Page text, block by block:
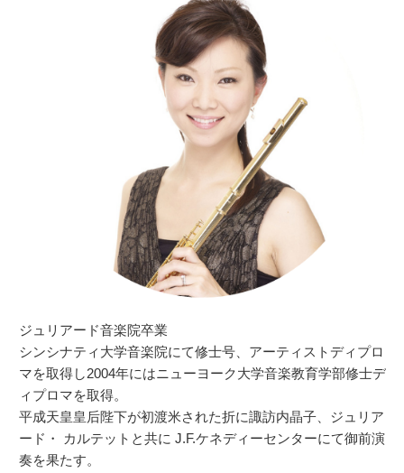
ジュリアード音楽院卒業
シンシナティ大学音楽院にて修士号、アーティストディプロ
マを取得し2004年にはニューヨーク大学音楽教育学部修士デ
ィプロマを取得。
平成天皇皇后陛下が初渡米された折に諏訪内晶子、ジュリア
ード・ カルテットと共に J.F.ケネディーセンターにて御前演
奏を果たす。